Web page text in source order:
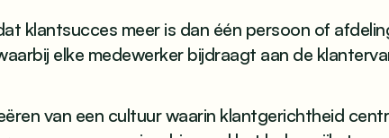
klantsucces meer is dan één persoon of
elke medewerker bijdraagt aan de
van een cultuur waarin klantgerichtheid